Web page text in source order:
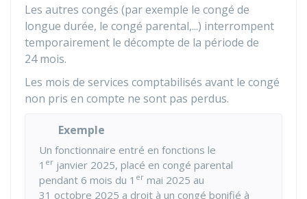
Les autres congés (par exemple le congé de
longue durée, le congé parental,...) interrompent
temporairement le décompte de la période de
24 mois.
Les mois de services comptabilisés avant le congé
non pris en compte ne sont pas perdus.
Exemple
Un fonctionnaire entré en fonctions le
1 er janvier 2025, placé en congé parental
pendant 6 mois du 1 er mai 2025 au
31 octobre 2025 a droit à un congé bonifié à